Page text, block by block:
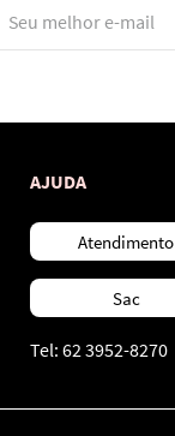
AJUDA
Atendimento
Sac
Tel: 62 3952-8270